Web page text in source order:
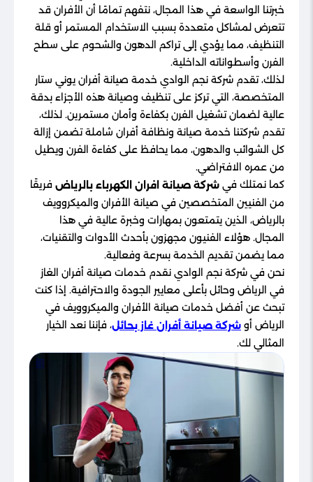
خبرتنا الواسعة في هذا المجال، نتفهم تمامًا أن الأفران قد
تتعرض لمشاكل متعددة بسبب الاستخدام المستمر أو قلة
التنظيف، مما يؤدي إلى تراكم الدهون والشحوم على سطح
الفرن وأسطواناته الداخلية.
لذلك، تقدم شركة نجم الوادي خدمة صيانة أفران يوني ستار
المتخصصة، التي تركز على تنظيف وصيانة هذه الأجزاء بدقة
عالية لضمان تشغيل الفرن بكفاءة وأمان مستمرين. لذلك،
تقدم شركتنا خدمة صيانة ونظافة أفران شاملة تضمن إزالة
كل الشوائب والدهون، مما يحافظ على كفاءة الفرن ويطيل
من عمره الافتراضي.
كما نمتلك في شركة صيانة افران الكهرباء بالرياض فريقًا
من الفنيين المتخصصين في صيانة الأفران والميكروويف
بالرياض، الذين يتمتعون بمهارات وخبرة عالية في هذا
المجال. هؤلاء الفنيون مجهزون بأحدث الأدوات والتقنيات،
مما يضمن تقديم الخدمة بسرعة وفعالية.
نحن في شركة نجم الوادي نقدم خدمات صيانة أفران الغاز
في الرياض وحائل بأعلى معايير الجودة والاحترافية. إذا كنت
تبحث عن أفضل خدمات صيانة الأفران والميكروويف في
الرياض أو شركة صيانة أفران غاز بحائل، فإننا نعد الخيار
المثالي لك.